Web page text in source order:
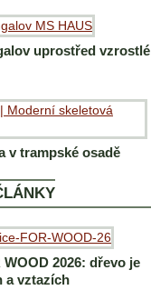
uprostřed vzrostlé
v trampské osadě
WOOD 2026: dřevo je
a vztazích